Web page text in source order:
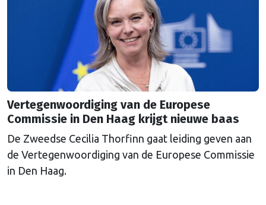
Vertegenwoordiging van de Europese
Commissie in Den Haag krijgt nieuwe baas
De Zweedse Cecilia Thorfinn gaat leiding geven aan
de Vertegenwoordiging van de Europese Commissie
in Den Haag.